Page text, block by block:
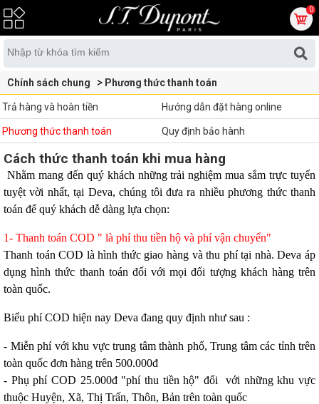
0
Chính sách chung Phương thức thanh toán
Trả hàng và hoàn tiền Hướng dẫn đặt hàng online
Phương thức thanh toán Quy định bảo hành
Cách thức thanh toán khi mua hàng
Nhằm mang đến quý khách những trải nghiệm mua sắm trực tuyến
tuyệt vời nhất, tại Deva, chúng tôi đưa ra nhiều phương thức thanh
toán để quý khách dễ dàng lựa chọn:
1- Thanh toán COD " là phí thu tiền hộ và phí vận chuyển"
Thanh toán COD là hình thức giao hàng và thu phí tại nhà. Deva áp
dụng hình thức thanh toán đối với mọi đối tượng khách hàng trên
toàn quốc.
Biểu phí COD hiện nay Deva đang quy định như sau :
- Miễn phí với khu vực trung tâm thành phố, Trung tâm các tỉnh trên
toàn quốc đơn hàng trên 500.000đ
- Phụ phí COD 25.000đ "phí thu tiền hộ" đối với những khu vực
thuộc Huyện, Xã, Thị Trấn, Thôn, Bản trên toàn quốc